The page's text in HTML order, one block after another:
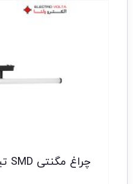
چراغ مگنتی SMD تیوب 18 وات